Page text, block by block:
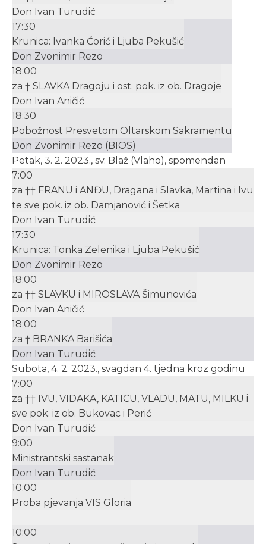
Don Ivan Turudić
17:30
Krunica: Ivanka Ćorić i Ljuba Pekušić
Don Zvonimir Rezo
18:00
za † SLAVKA Dragoju i ost. pok. iz ob. Dragoje
Don Ivan Aničić
18:30
Pobožnost Presvetom Oltarskom Sakramentu
Don Zvonimir Rezo (BIOS)
Petak, 3. 2. 2023., sv. Blaž (Vlaho), spomendan
7:00
za †† FRANU i ANĐU, Dragana i Slavka, Martina i Ivu
te sve pok. iz ob. Damjanović i Šetka
Don Ivan Turudić
17:30
Krunica: Tonka Zelenika i Ljuba Pekušić
Don Zvonimir Rezo
18:00
za †† SLAVKU i MIROSLAVA Šimunovića
Don Ivan Aničić
18:00
za † BRANKA Barišića
Don Ivan Turudić
Subota, 4. 2. 2023., svagdan 4. tjedna kroz godinu
7:00
za †† IVU, VIDAKA, KATICU, VLADU, MATU, MILKU i
sve pok. iz ob. Bukovac i Perić
Don Ivan Turudić
9:00
Ministrantski sastanak
Don Ivan Turudić
10:00
Proba pjevanja VIS Gloria
10:00